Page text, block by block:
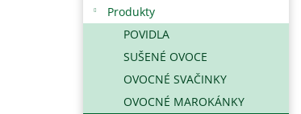
Produkty
POVIDLA
SUŠENÉ OVOCE
OVOCNÉ SVAČINKY
OVOCNÉ MAROKÁNKY